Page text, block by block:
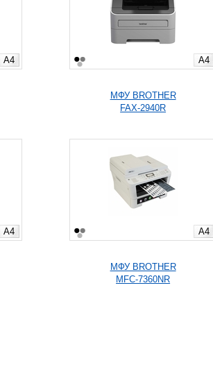
A4 A4
МФУ BROTHER
FAX-2940R
A4 A4
МФУ BROTHER
MFC-7360NR